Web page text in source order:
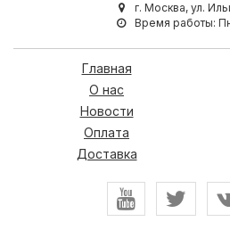
г. Москва, ул.
Время работы:
Главная
О нас
Новости
Оплата
Доставка